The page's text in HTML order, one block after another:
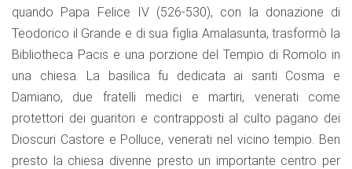
quando Papa Felice IV (526-530), con la donazione di
Teodorico il Grande e di sua figlia Amalasunta, trasformò la
Bibliotheca Pacis e una porzione del Tempio di Romolo in
una chiesa. La basilica fu dedicata ai santi Cosma e
Damiano, due fratelli medici e martiri, venerati come
protettori dei guaritori e contrapposti al culto pagano dei
Dioscuri Castore e Polluce, venerati nel vicino tempio. Ben
presto la chiesa divenne presto un importante centro per